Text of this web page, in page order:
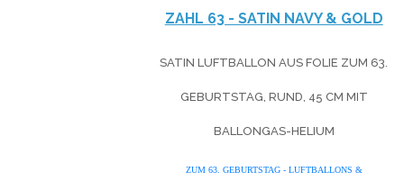
ZAHL 63 - SATIN NAVY & GOLD
SATIN LUFTBALLON AUS FOLIE ZUM 63.
GEBURTSTAG, RUND, 45 CM MIT
BALLONGAS-HELIUM
ZUM 63. GEBURTSTAG - LUFTBALLONS &